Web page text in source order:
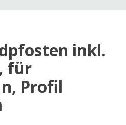
inkl.
für
Profil